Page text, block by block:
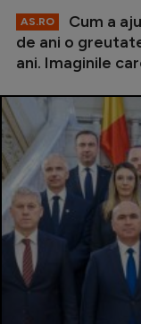
AS.RO
Cum a
de ani o
ani. Imaginile